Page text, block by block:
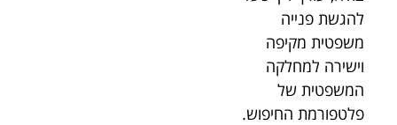
להגשת פנייה
משפטית מקיפה
וישירה למחלקה
המשפטית של
פלטפורמת החיפוש.